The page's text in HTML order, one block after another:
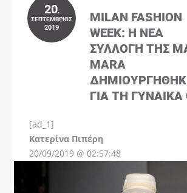
20.
ΣΕΠΤΈΜΒΡΙΟΣ
2019
MILAN FASHION
WEEK: Η ΝΈΑ
ΣΥΛΛΟΓΉ ΤΗΣ
MARA
ΓΙΑ ΤΗ ΓΥΝΑΊΚΑ
[ad_1]
Kατερίνα Πιπέρη
20/09/2019 @ 02:57:48